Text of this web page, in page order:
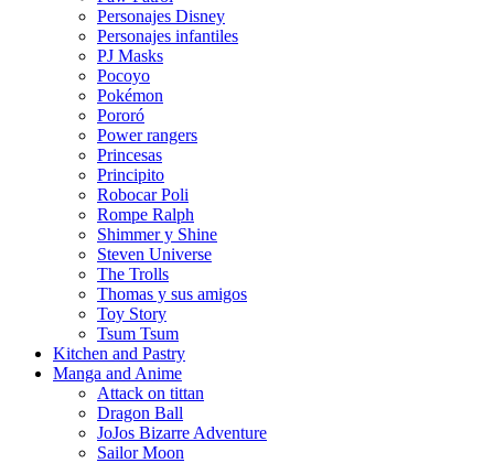
Personajes Disney
Personajes infantiles
PJ Masks
Pocoyo
Pokémon
Pororó
Power rangers
Princesas
Principito
Robocar Poli
Rompe Ralph
Shimmer y Shine
Steven Universe
The Trolls
Thomas y sus amigos
Toy Story
Tsum Tsum
Kitchen and Pastry
Manga and Anime
Attack on tittan
Dragon Ball
JoJos Bizarre Adventure
Sailor Moon